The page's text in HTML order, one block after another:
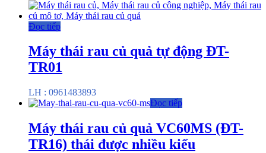
Đọc tiếp
Máy thái rau củ quả tự động ĐT-
TR01
LH : 0961483893
Đọc tiếp
Máy thái rau củ quả VC60MS (ĐT-
TR16) thái được nhiều kiểu